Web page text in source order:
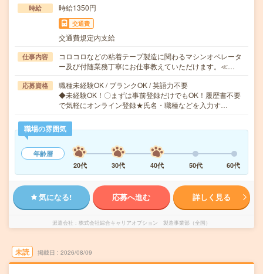
時給 時給1350円
交通費
交通費規定内支給
仕事内容
コロコロなどの粘着テープ製造に関わるマシンオペレータ
ー及び付随業務丁寧にお仕事教えていただけます。≪…
応募資格
職種未経験OK / ブランクOK / 英語力不要
◆未経験OK！〇まずは事前登録だけでもOK！履歴書不要
で気軽にオンライン登録★氏名・職種などを入力す…
職場の雰囲気
年齢層
20代
30代 40代 50代 60代
気になる! 応募へ進む 詳しく見る
派遣会社 株式会社綜合キャリアオプション 製造事業部（全国）
未読 掲載日 2026/08/09